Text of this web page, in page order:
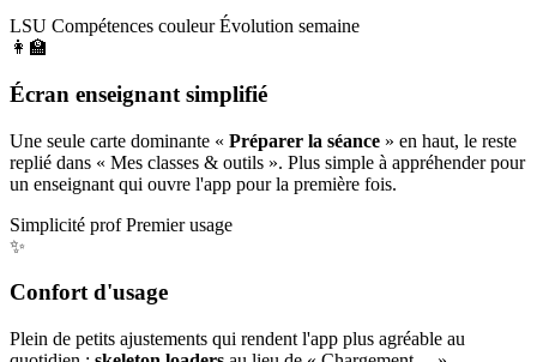
LSU Compétences couleur Évolution semaine
👩‍🏫
Écran enseignant simplifié
Une seule carte dominante « Préparer la séance » en haut, le reste
replié dans « Mes classes & outils ». Plus simple à appréhender pour
un enseignant qui ouvre l'app pour la première fois.
Simplicité prof Premier usage
✨
Confort d'usage
Plein de petits ajustements qui rendent l'app plus agréable au